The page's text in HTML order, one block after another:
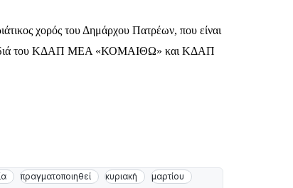
χορός του Δημάρχου Πατρέων, που είναι
παιδιά του ΚΔΑΠ ΜΕΑ «ΚΟΜΑΙΘΩ» και ΚΔΑΠ
πραγματοποιηθεί κυριακή
μαρτίου